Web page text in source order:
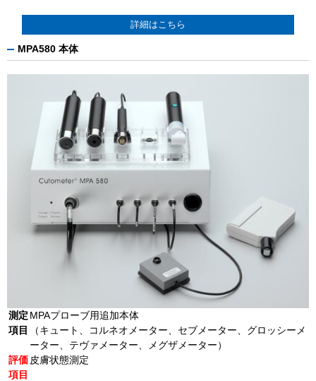
詳細はこちら
MPA580 本体
測定
項目
MPAプローブ用追加本体
（キュート、コルネオメーター、セブメーター、グロッシーメ
ーター、テヴァメーター、メグザメーター）
評価
項目
皮膚状態測定